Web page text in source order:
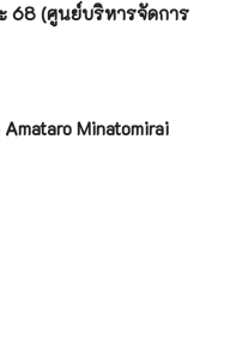
68 (ศูนย์บริหารจัดการ
Minatomirai